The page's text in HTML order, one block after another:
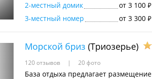
2-местный домик
3-местный номер
от 3 100 ₽
от 3 300 ₽
Морской бриз (Триозерье)
120 отзывов 20 фото
База отдыха предлагает